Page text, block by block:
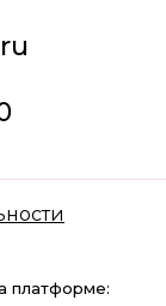
платформе: